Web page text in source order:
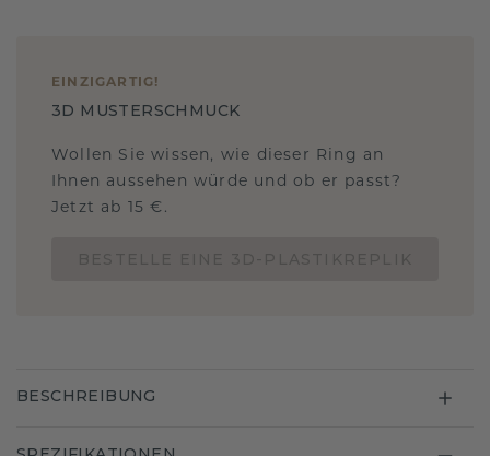
EINZIGARTIG !
3D MUSTERSCHMUCK
Wollen Sie wissen, wie dieser Ring an
Ihnen aussehen würde und ob er passt?
Jetzt ab 15 €.
BESCHREIBUNG